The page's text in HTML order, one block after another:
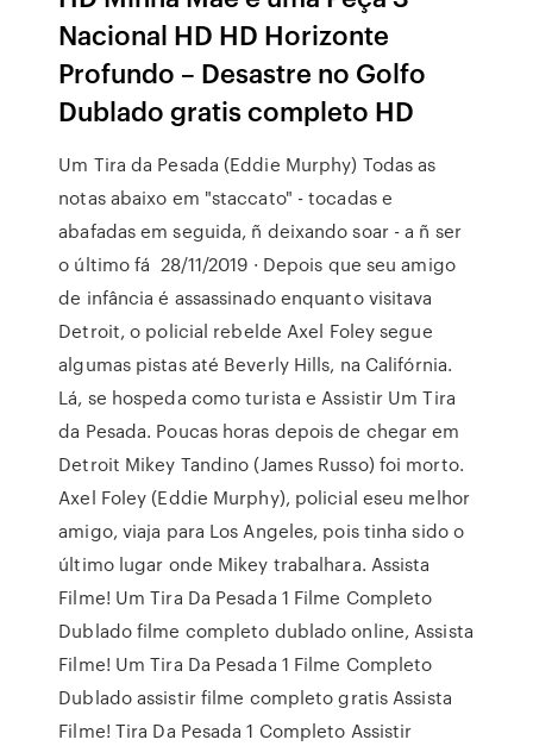
Nacional HD HD Horizonte
Profundo – Desastre no Golfo
Dublado gratis completo HD
Um Tira da Pesada (Eddie Murphy) Todas as
notas abaixo em "staccato" - tocadas e
abafadas em seguida, ñ deixando soar - a ñ ser
o último fá 28/11/2019 · Depois que seu amigo
de infância é assassinado enquanto visitava
Detroit, o policial rebelde Axel Foley segue
algumas pistas até Beverly Hills, na Califórnia.
Lá, se hospeda como turista e Assistir Um Tira
da Pesada. Poucas horas depois de chegar em
Detroit Mikey Tandino (James Russo) foi morto.
Axel Foley (Eddie Murphy), policial eseu melhor
amigo, viaja para Los Angeles, pois tinha sido o
último lugar onde Mikey trabalhara. Assista
Filme! Um Tira Da Pesada 1 Filme Completo
Dublado filme completo dublado online, Assista
Filme! Um Tira Da Pesada 1 Filme Completo
Dublado assistir filme completo gratis Assista
Filme! Tira Da Pesada 1 Completo Assistir